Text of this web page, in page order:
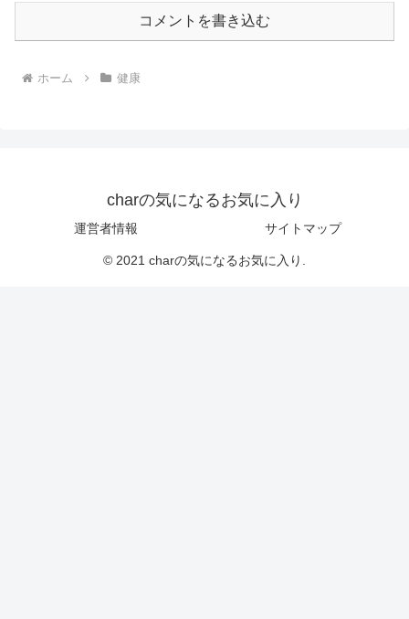
コメントを書き込む
ホーム 健康
charの気になるお気に入り
運営者情報 サイトマップ
© 2021 charの気になるお気に入り.